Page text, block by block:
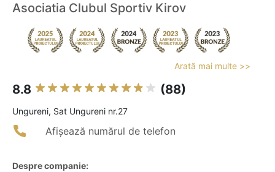
Asociatia Clubul Sportiv Kirov
Arată mai multe >>
8.8 (88)
Ungureni, Sat Ungureni nr.27
Afișează numărul de telefon
Despre companie: